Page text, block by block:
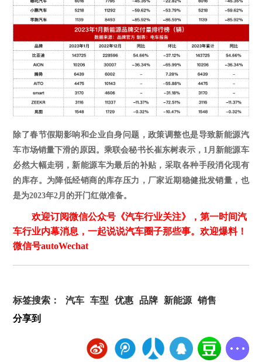
除了春节假期影响和企业自身问题，政策调整也是导致新能源汽
车市场销量下滑的原因。乘联会秘书长崔东树表示， 1月新能源车
必然大幅走弱，新能源车为最后的补贴，采取各种手段消化现有
的库存。为降低经销商的库存压力，厂家近期稳健批发销量，也
是为2023年2月的开门红做准备。
欢迎订阅微信公众号《汽车行业关注》，第一时间汽
车行业内幕消息，一起说说汽车圈子那些事。欢迎爆料！
微信号autoWechat
标签搜索： 汽车 车型 优惠 品牌 新能源
销售
分享到